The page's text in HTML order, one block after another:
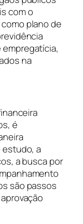
com o
plano de
na
é
estudo, a
a busca por
são passos